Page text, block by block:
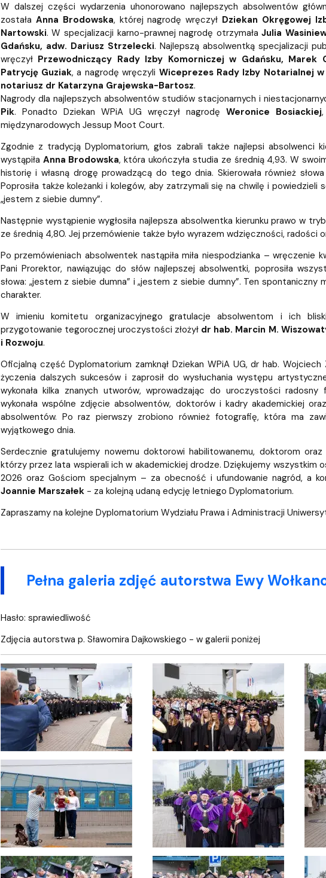
W dalszej części wydarzenia uhonorowano najlepszych absolwentów
została Anna Brodowska, której nagrodę wręczył Dziekan Okręgowej
Nartowski. W specjalizacji karno-prawnej nagrodę otrzymałaJulia
Gdańsku, adw. Dariusz Strzelecki. Najlepszą absolwentką specjalizacji
wręczył Przewodniczący Rady Izby Komorniczej w Gdańsku, Marek
Patrycję Guziak, a nagrodę wręczyli Wiceprezes Rady Izby Notarialnej
notariusz dr Katarzyna Grajewska-Bartosz.
Nagrody dla najlepszych absolwentów studiów stacjonarnych i
Pik. Ponadto Dziekan WPiA UG wręczył nagrodęWeronice Bosiackiej
międzynarodowych Jessup Moot Court.
Zgodnie z tradycją Dyplomatorium, głos zabrali także najlepsi absolwenci
wystąpiła Anna Brodowska, która ukończyła studia ze średnią 4,93. W
historię i własną drogę prowadzącą do tego dnia. Skierowała również
Poprosiła także koleżanki i kolegów, aby zatrzymali się na chwilę i
„jestem z siebie dumny”.
Następnie wystąpienie wygłosiła najlepsza absolwentka kierunku prawo w
ze średnią 4,80. Jej przemówienie także było wyrazem wdzięczności, radości
Po przemówieniach absolwentek nastąpiła miła niespodzianka – wręczenie
Pani Prorektor, nawiązując do słów najlepszej absolwentki, poprosiła
słowa: „jestem z siebie dumna” i „jestem z siebie dumny”. Ten
charakter.
W imieniu komitetu organizacyjnego gratulacje absolwentom i ich
przygotowanie tegorocznej uroczystości złożył dr hab. Marcin M.
i Rozwoju.
Oficjalną część Dyplomatorium zamknął Dziekan WPiA UG, dr hab.
życzenia dalszych sukcesów i zaprosił do wysłuchania występu
wykonała kilka znanych utworów, wprowadzając do uroczystości radosny
wykonała wspólne zdjęcie absolwentów, doktorów i kadry akademickiej
absolwentów. Po raz pierwszy zrobiono również fotografię, która ma
wyjątkowego dnia.
Serdecznie gratulujemy nowemu doktorowi habilitowanemu, doktorom
którzy przez lata wspierali ich w akademickiej drodze. Dziękujemy wszystkim
2026 oraz Gościom specjalnym – za obecność i ufundowanie nagród, a
Joannie Marszałek- za kolejną udaną edycję letniego Dyplomatorium.
Zapraszamy na kolejne Dyplomatorium Wydziału Prawa i Administracji
Pełna galeria zdjęć autorstwa Ewy
Hasło: sprawiedliwość
Zdjęcia autorstwa p. Sławomira Dajkowskiego - w galerii poniżej